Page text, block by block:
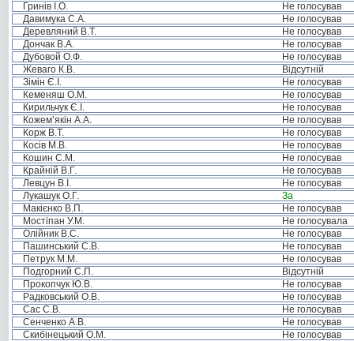
Гринів І.О.
Не голосував
Давимука С.А.
Не голосував
Деревляний В.Т.
Не голосував
Дончак В.А.
Не голосував
Дубовой О.Ф.
Не голосував
Жеваго К.В.
Відсутній
Зімін Є.І.
Не голосував
Кеменяш О.М.
Не голосував
Кирильчук Є.І.
Не голосував
Кожем’якін А.А.
Не голосував
Корж В.Т.
Не голосував
Косів М.В.
Не голосував
Кошин С.М.
Не голосував
Крайній В.Г.
Не голосував
Левцун В.І.
Не голосував
Лукашук О.Г.
За
Макієнко В.П.
Не голосував
Мостіпан У.М.
Не голосувала
Олійник В.С.
Не голосував
Пашинський С.В.
Не голосував
Петрук М.М.
Не голосував
Подгорний С.П.
Відсутній
Прокопчук Ю.В.
Не голосував
Радковський О.В.
Не голосував
Сас С.В.
Не голосував
Сенченко А.В.
Не голосував
Скибінецький О.М.
Не голосував